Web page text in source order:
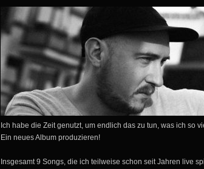
Ich habe die Zeit genutzt, um endlich das zu tun, was ich so
Ein neues Album produzieren!
Insgesamt 9 Songs, die ich teilweise schon seit Jahren live